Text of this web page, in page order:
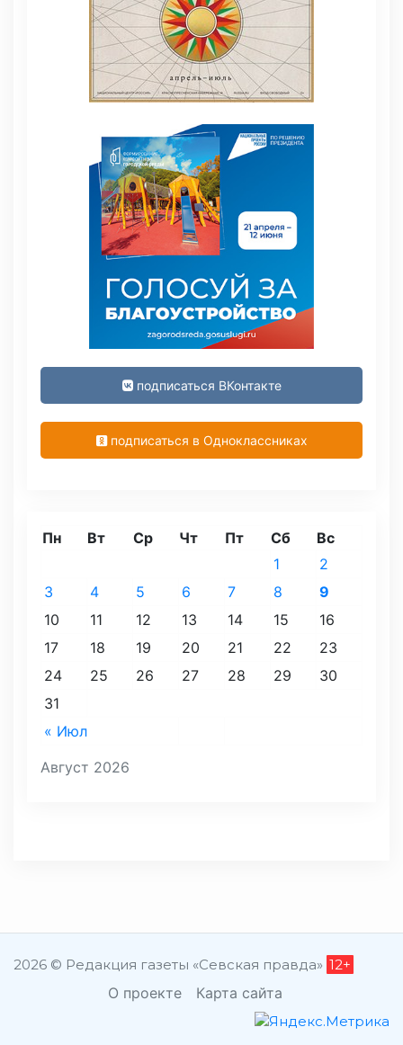
подписаться ВКонтакте
подписаться в Одноклассниках
Август 2026
Пн Вт Ср Чт Пт Сб Вс
« Июл
1
2
3
4 5 6 7 8
9
10
11 12 13 14 15
16
17
18 19 20 21 22
23
24
25 26 27 28 29
30
31
2026 © Редакция газеты «Севская правда» 12+
О проекте Карта сайта